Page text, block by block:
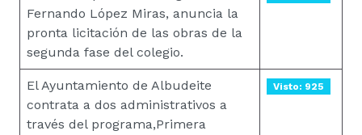
Fernando López Miras, anuncia la
pronta licitación de las obras de la
segunda fase del colegio.
El Ayuntamiento de Albudeite
contrata a dos administrativos a
través del programa,Primera
Visto: 925